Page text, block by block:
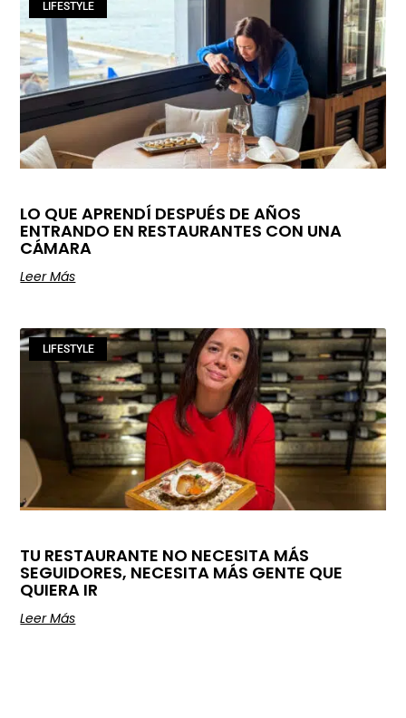
LIFESTYLE
LO QUE APRENDÍ DESPUÉS DE AÑOS
ENTRANDO EN RESTAURANTES CON UNA
CÁMARA
Leer Más
LIFESTYLE
TU RESTAURANTE NO NECESITA MÁS
SEGUIDORES, NECESITA MÁS GENTE QUE
QUIERA IR
Leer Más